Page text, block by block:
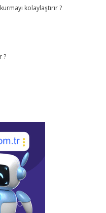
kolaylaştırır ?
?